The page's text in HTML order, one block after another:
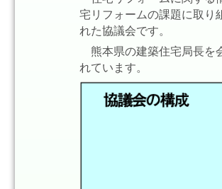
宅リフォームの課題に取り
れた協議会です。
熊本県の建築住宅局長を
れています。